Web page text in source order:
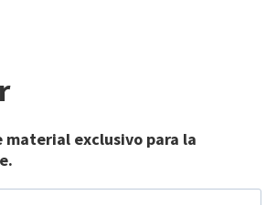
material exclusivo para la